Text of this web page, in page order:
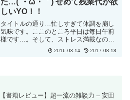
た…(´・ω・｀) せめて残業代が欲
しいYO！！
タイトルの通り…忙しすぎて体調を崩し
気味です。ここのところ平日は毎日午前
様です…。そして、ストレス満載なので
愚痴愚痴のエントリーですｗ普段の私の
仕事私は基本的に1つの仕事をメインにし
2016.03.14 2017.08.18
【書籍レビュー】超一流の雑談力 – 安田